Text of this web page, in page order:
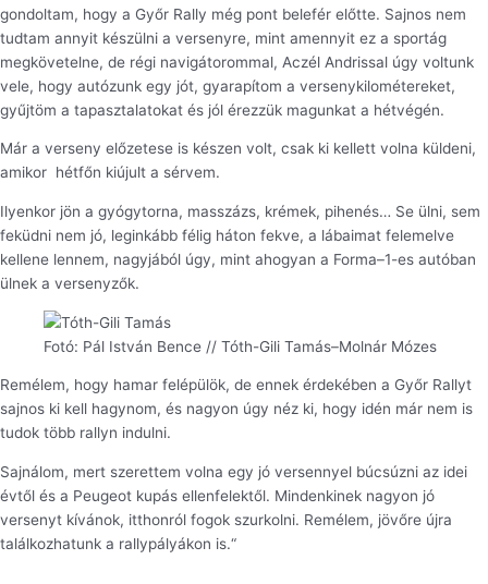
gondoltam, hogy a Győr Rally még pont belefér előtte. Sajnos nem
tudtam annyit készülni a versenyre, mint amennyit ez a sportág
megkövetelne, de régi navigátorommal, Aczél Andrissal úgy voltunk
vele, hogy autózunk egy jót, gyarapítom a versenykilométereket,
gyűjtöm a tapasztalatokat és jól érezzük magunkat a hétvégén.
Már a verseny előzetese is készen volt, csak ki kellett volna küldeni,
amikor hétfőn kiújult a sérvem.
Ilyenkor jön a gyógytorna, masszázs, krémek, pihenés… Se ülni, sem
feküdni nem jó, leginkább félig háton fekve, a lábaimat felemelve
kellene lennem, nagyjából úgy, mint ahogyan a Forma–1-es autóban
ülnek a versenyzők.
Fotó: Pál István Bence // Tóth-Gili Tamás–Molnár Mózes
Remélem, hogy hamar felépülök, de ennek érdekében a Győr Rallyt
sajnos ki kell hagynom, és nagyon úgy néz ki, hogy idén már nem is
tudok több rallyn indulni.
Sajnálom, mert szerettem volna egy jó versennyel búcsúzni az idei
évtől és a Peugeot kupás ellenfelektől. Mindenkinek nagyon jó
versenyt kívánok, itthonról fogok szurkolni. Remélem, jövőre újra
találkozhatunk a rallypályákon is.“